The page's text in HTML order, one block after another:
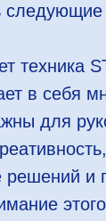
следующие
техника
в себя
для
решений и